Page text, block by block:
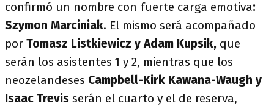
confirmó un nombre con fuerte carga emotiva:
Szymon Marciniak. El mismo será acompañado
por Tomasz Listkiewicz y Adam Kupsik, que
serán los asistentes 1 y 2, mientras que los
neozelandeses Campbell-Kirk Kawana-Waugh y
Isaac Trevis serán el cuarto y el de reserva,